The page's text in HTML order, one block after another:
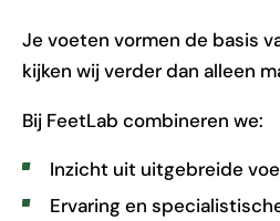
Je voeten vormen de basis
kijken wij verder dan alleen
Bij FeetLab combineren we:
Inzicht uit uitgebreide
Ervaring en